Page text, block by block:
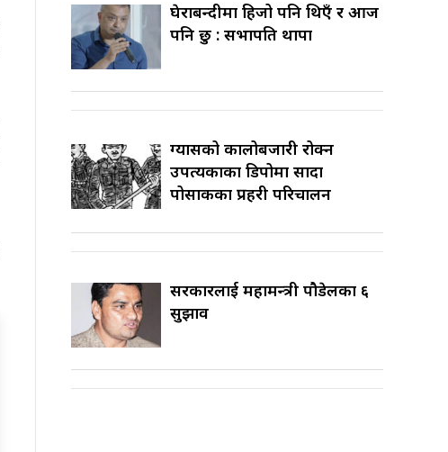
घेराबन्दीमा हिजो पनि थिएँ र आज
पनि छु : सभापति थापा
ग्यासको कालोबजारी रोक्न
उपत्यकाका डिपोमा सादा
पोसाकका प्रहरी परिचालन
सरकारलाई महामन्त्री पौडेलका ६
सुझाव